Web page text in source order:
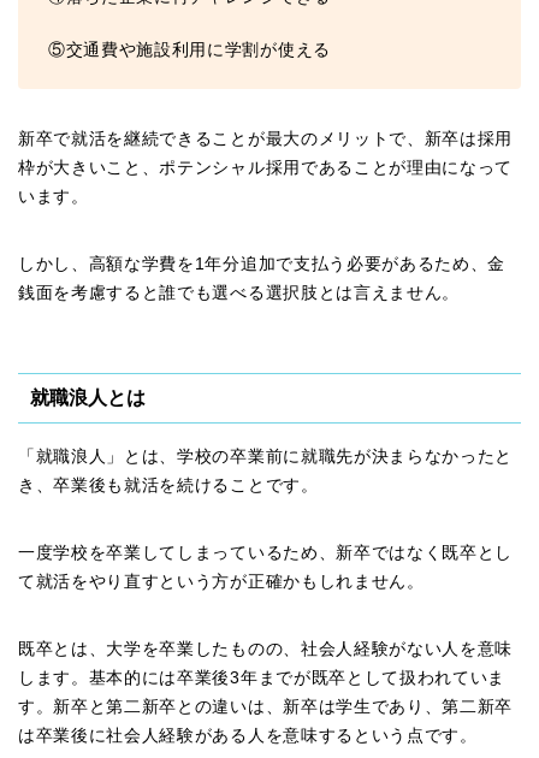
⑤交通費や施設利用に学割が使える
新卒で就活を継続できることが最大のメリットで、新卒は採用
枠が大きいこと、ポテンシャル採用であることが理由になって
います。
しかし、高額な学費を1年分追加で支払う必要があるため、金
銭面を考慮すると誰でも選べる選択肢とは言えません。
就職浪人とは
「就職浪人」とは、学校の卒業前に就職先が決まらなかったと
き、卒業後も就活を続けることです。
一度学校を卒業してしまっているため、新卒ではなく既卒とし
て就活をやり直すという方が正確かもしれません。
既卒とは、大学を卒業したものの、社会人経験がない人を意味
します。基本的には卒業後3年までが既卒として扱われていま
す。新卒と第二新卒との違いは、新卒は学生であり、第二新卒
は卒業後に社会人経験がある人を意味するという点です。